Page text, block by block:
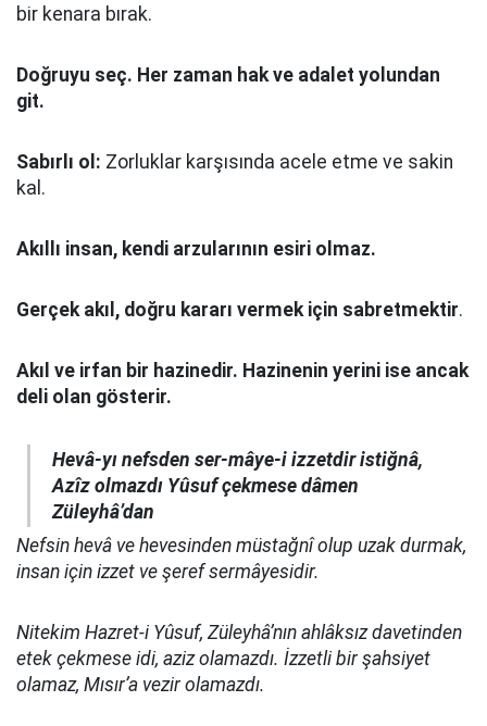
bir kenara bırak.
Doğruyu seç. Her zaman hak ve adalet yolundan
git.
Sabırlı ol: Zorluklar karşısında acele etme ve sakin
kal.
Akıllı insan, kendi arzularının esiri olmaz.
Gerçek akıl, doğru kararı vermek için sabretmektir.
Akıl ve irfan bir hazinedir. Hazinenin yerini ise ancak
deli olan gösterir.
Hevâ-yı nefsden ser-mâye-i izzetdir istiğnâ,
Azîz olmazdı Yûsuf çekmese dâmen
Züleyhâ’dan
Nefsin hevâ ve hevesinden müstağnî olup uzak durmak,
insan için izzet ve şeref sermâyesidir.
Nitekim Hazret-i Yûsuf, Züleyhâ’nın ahlâksız davetinden
etek çekmese idi, aziz olamazdı. İzzetli bir şahsiyet
olamaz, Mısır’a vezir olamazdı.